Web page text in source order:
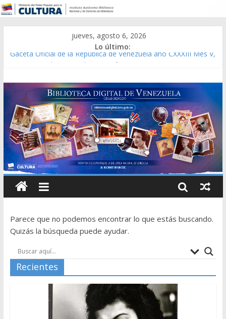
jueves, agosto 6, 2026
Lo último:
Gaceta Oficial de la República de Venezuela año CXXXIII Mes V,
Constitución, leyes y acuerdos expedidos por la Asamblea
Constituyente del Estado Lara en 1881.
Una Parálisis [material gráfico]
Modesta Bor Sánchez [material gráfico]
Parece que no podemos encontrar lo que estás buscando.
Quizás la búsqueda puede ayudar.
Recientes